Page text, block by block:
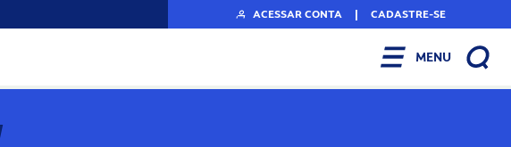
ACESSAR CONTA | CADASTRE-SE
MENU